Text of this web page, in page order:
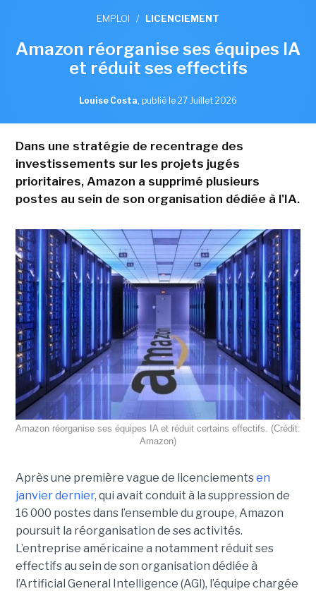
EMPLOI / LICENCIEMENT
Amazon réorganise ses équipes IA
et réduit ses effectifs
Louise Costa, publié le 27 Juillet 2026
Dans une stratégie de recentrage des
investissements sur les projets jugés
prioritaires, Amazon a supprimé plusieurs
postes au sein de son organisation dédiée à l'IA.
Amazon réorganise ses équipes IA et réduit certains effectifs. (Crédit:
Amazon)
Après une première vague de licenciementsen
janvier dernier, qui avait conduit à la suppression de
16 000 postes dans l’ensemble du groupe, Amazon
poursuit la réorganisation de ses activités.
L’entreprise américaine a notamment réduit ses
effectifs au sein de son organisation dédiée à
l’Artificial General Intelligence (AGI), l’équipe chargée